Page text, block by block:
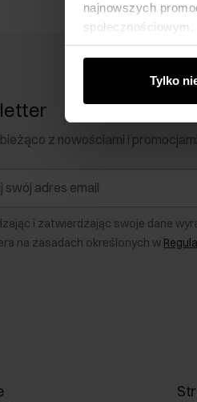
najnowszych
od Ciebie lub
Tylko
z nowościami i
i zatwierdzając swoje dane
na zasadach określonych w